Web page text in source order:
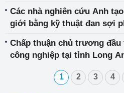
Các nhà nghiên cứu Anh
giới bằng kỹ thuật đan sợi
Chấp thuận chủ trương
công nghiệp tại tỉnh Long
1 2 3 4